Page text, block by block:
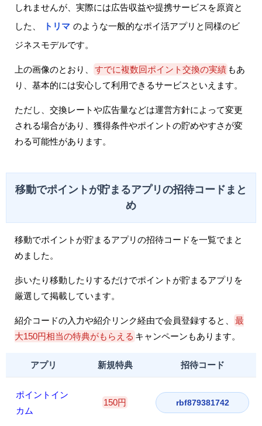
しれませんが、実際には広告収益や提携サービスを原資と
した、
トリマ のような一般的なポイ活アプリと同様のビ
ジネスモデルです。
上の画像のとおり、 すでに複数回ポイント交換の実績 もあ
り、基本的には安心して利用できるサービスといえます。
ただし、交換レートや広告量などは運営方針によって変更
される場合があり、獲得条件やポイントの貯めやすさが変
わる可能性があります。
移動でポイントが貯まるアプリの招待コードまと
め
移動でポイントが貯まるアプリの招待コードを一覧でまと
めました。
歩いたり移動したりするだけでポイントが貯まるアプリを
厳選して掲載しています。
紹介コードの入力や紹介リンク経由で会員登録すると、
最
大150円相当の特典がもらえる キャンペーンもあります。
アプリ 新規特典 招待コード
ポイントイン
カム
150円 rbf879381742